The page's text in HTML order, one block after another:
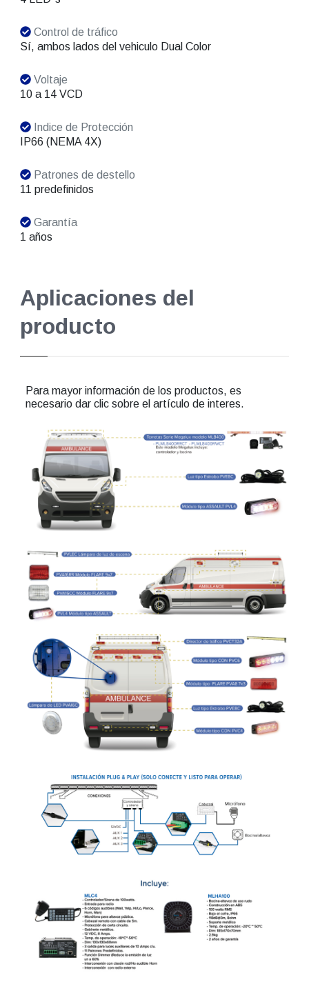
Control de tráfico
Sí, ambos lados del vehiculo Dual Color
Voltaje
10 a 14 VCD
Indice de Protección
IP66 (NEMA 4X)
Patrones de destello
11 predefinidos
Garantía
1 años
Aplicaciones del
producto
Para mayor información de los productos, es
necesario dar clic sobre el artículo de interes.